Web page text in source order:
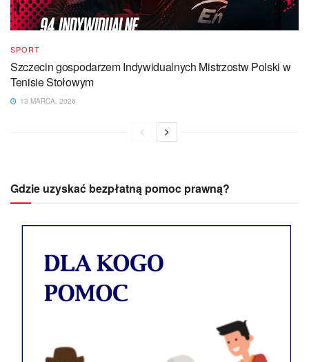
SPORT
Szczecin gospodarzem Indywidualnych Mistrzostw Polski w
Tenisie Stołowym
13 MARCA, 2026
Gdzie uzyskać bezpłatną pomoc prawną?